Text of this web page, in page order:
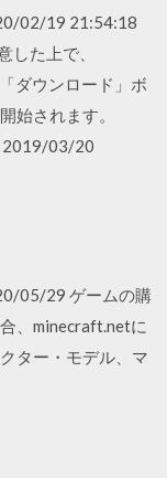
02/19 21:54:18
した上で、
ダウンロード」ボ
始されます。
2019/03/20
05/29 ゲームの購
、minecraft.netに
ター・モデル、マ